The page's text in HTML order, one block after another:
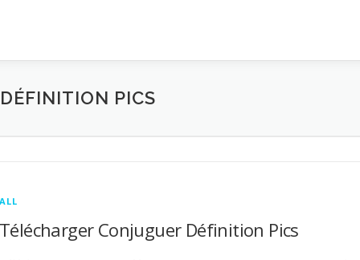
PICS
ALL
Télécharger Conjuguer Définition Pics